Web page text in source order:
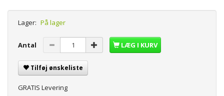
Lager: På lager
Antal LÆG I KURV
Tilføj ønskeliste
GRATIS Levering